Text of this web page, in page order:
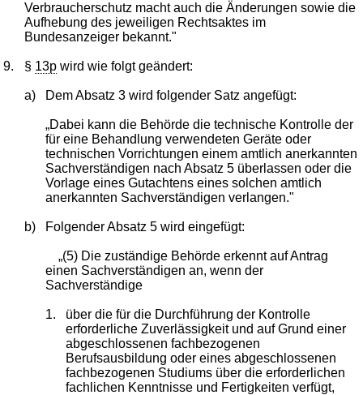
Verbraucherschutz macht auch die Änderungen sowie die
Aufhebung des jeweiligen Rechtsaktes im
Bundesanzeiger bekannt."
9. § 13p wird wie folgt geändert:
a) Dem Absatz 3 wird folgender Satz angefügt:
„Dabei kann die Behörde die technische Kontrolle der
für eine Behandlung verwendeten Geräte oder
technischen Vorrichtungen einem amtlich anerkannten
Sachverständigen nach Absatz 5 überlassen oder die
Vorlage eines Gutachtens eines solchen amtlich
anerkannten Sachverständigen verlangen."
b) Folgender Absatz 5 wird eingefügt:
„(5) Die zuständige Behörde erkennt auf Antrag
einen Sachverständigen an, wenn der
Sachverständige
1.
über die für die Durchführung der Kontrolle
erforderliche Zuverlässigkeit und auf Grund einer
abgeschlossenen fachbezogenen
Berufsausbildung oder eines abgeschlossenen
fachbezogenen Studiums über die erforderlichen
fachlichen Kenntnisse und Fertigkeiten verfügt,